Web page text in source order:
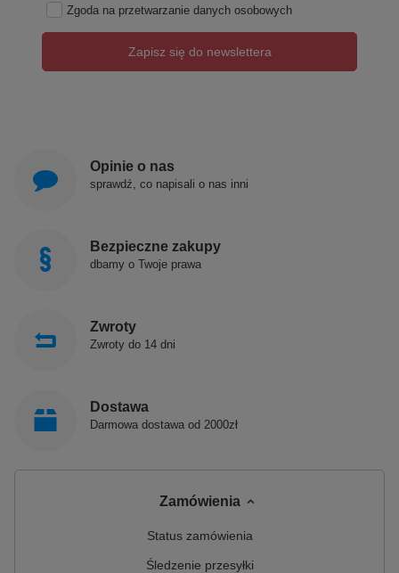
Zgoda na przetwarzanie danych osobowych
Zapisz się do newslettera
Opinie o nas
sprawdź, co napisali o nas inni
Bezpieczne zakupy
dbamy o Twoje prawa
Zwroty
Zwroty do 14 dni
Dostawa
Darmowa dostawa od 2000zł
Zamówienia
Status zamówienia
Śledzenie przesyłki